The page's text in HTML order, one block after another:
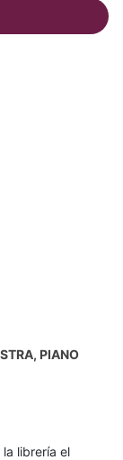
PIANO
librería el